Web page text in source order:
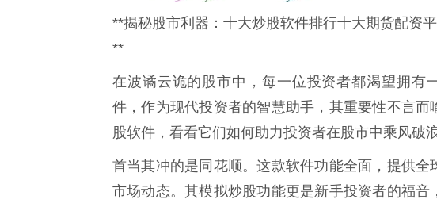
**揭秘股市利器：十大炒股软件排行十大期货配资
**
在波谲云诡的股市中，每一位投资者都渴望拥有
件，作为现代投资者的智慧助手，其重要性不言
股软件，看看它们如何助力投资者在股市中乘风破
首当其冲的是同花顺。这款软件功能全面，提供
市场动态。其模拟炒股功能更是新手投资者的福